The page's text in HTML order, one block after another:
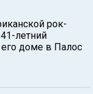
рок-
летний
доме в Палос